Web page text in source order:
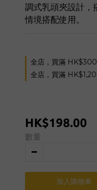
調式乳頭夾設計，
情境搭配使用。
全店，買滿
全店，買滿
HK$198.00
數量
加入購物車